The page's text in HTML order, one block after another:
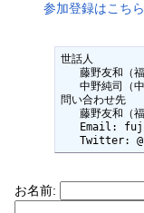
参加登録はこちら
世話人
問い合わせ先
Twitter:
お名前: